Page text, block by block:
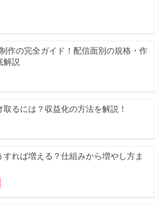
作の完全ガイド！配信面別の規格・作
解説
るには？収益化の方法を解説！
れば増える？仕組みから増やし方ま